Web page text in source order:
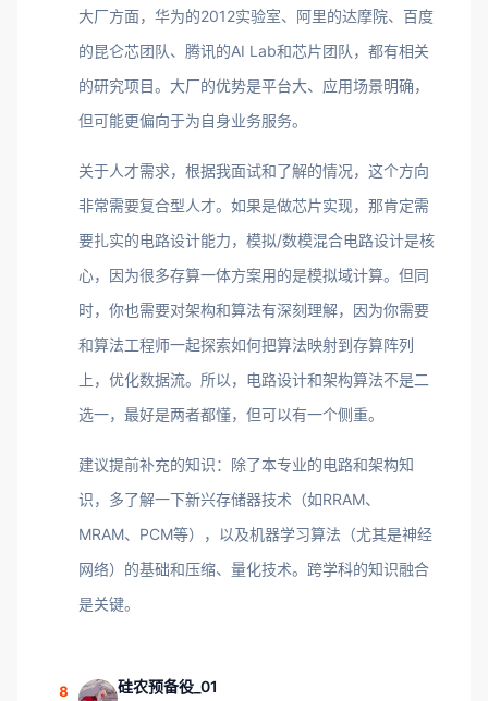
大厂方面，华为的2012实验室、阿里的达摩院、百度
的昆仑芯团队、腾讯的AI Lab和芯片团队，都有相关
的研究项目。大厂的优势是平台大、应用场景明确，
但可能更偏向于为自身业务服务。
关于人才需求，根据我面试和了解的情况，这个方向
非常需要复合型人才。如果是做芯片实现，那肯定需
要扎实的电路设计能力，模拟/数模混合电路设计是核
心，因为很多存算一体方案用的是模拟域计算。但同
时，你也需要对架构和算法有深刻理解，因为你需要
和算法工程师一起探索如何把算法映射到存算阵列
上，优化数据流。所以，电路设计和架构算法不是二
选一，最好是两者都懂，但可以有一个侧重。
建议提前补充的知识：除了本专业的电路和架构知
识，多了解一下新兴存储器技术（如RRAM、
MRAM、PCM等），以及机器学习算法（尤其是神经
网络）的基础和压缩、量化技术。跨学科的知识融合
是关键。
8 硅农预备役_01